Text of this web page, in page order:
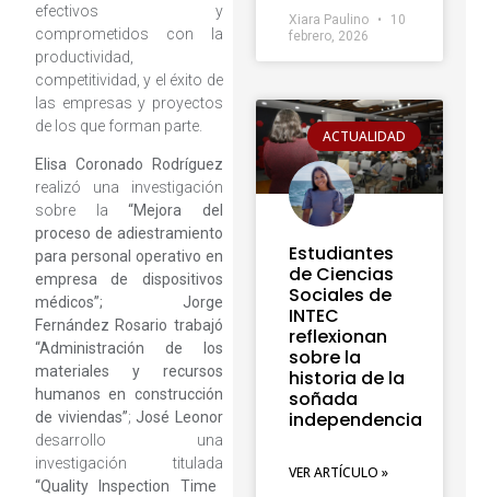
efectivos y
comprometidos con la
productividad,
competitividad, y el éxito de
las empresas y proyectos
de los que forman parte.
Elisa Coronado Rodríguez
realizó una investigación
sobre la “Mejora del
proceso de adiestramiento
para personal operativo en
empresa de dispositivos
médicos”; Jorge
Fernández Rosario trabajó
“Administración de los
materiales y recursos
humanos en construcción
de viviendas”; José Leonor
desarrollo una
investigación titulada
“Quality Inspection Time
Xiara Paulino
10
febrero, 2026
ACTUALIDAD
Estudiantes
de Ciencias
Sociales de
INTEC
reflexionan
sobre la
historia de la
soñada
independencia
VER ARTÍCULO »